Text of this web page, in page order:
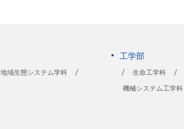
地域生態システム学科
工学部
生命工学科
機械システム工学科